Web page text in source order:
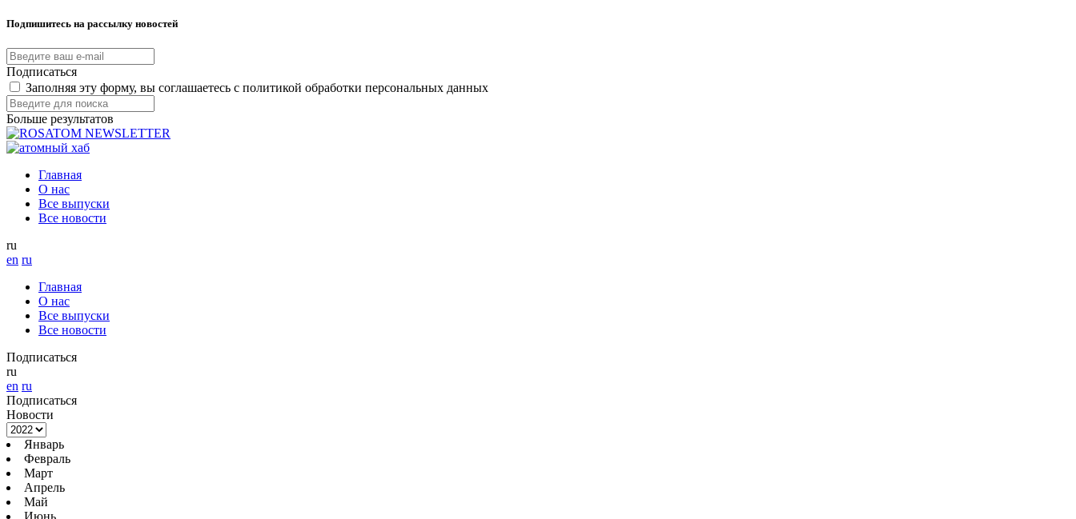
Подпишитесь на рассылку новостей
Подписаться
Заполняя эту форму, вы соглашаетесь с политикой обработки персональных данных
Больше результатов
Главная
О нас
Все выпуски
Все новости
ru
en ru
Главная
О нас
Все выпуски
Все новости
Подписаться
ru
en ru
Подписаться
Новости
Январь
Февраль
Март
Апрель
Май